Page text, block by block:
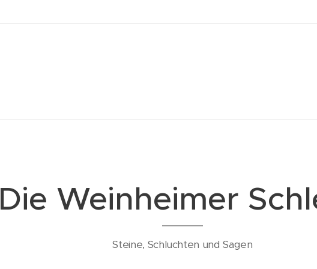
Die Weinheimer
Steine, Schluchten und Sagen